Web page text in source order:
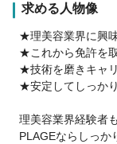
求める人物像
★理美容業界に興
★これから免許を
★技術を磨きキャ
★安定してしっか
理美容業界経験者
PLAGEならしっか